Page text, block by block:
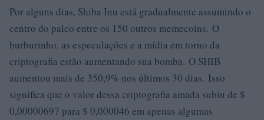
Por alguns dias, Shiba Inu está gradualmente assumindo o
centro do palco entre os 150 outros memecoins. O
burburinho, as especulações e a mídia em torno da
criptografia estão aumentando sua bomba. O SHIB
aumentou mais de 350,9% nos últimos 30 dias. Isso
significa que o valor dessa criptografia amada subiu de $
0,00000697 para $ 0,000046 em apenas algumas